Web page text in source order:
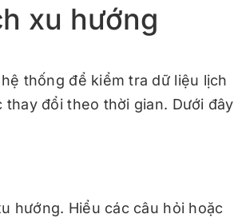
xu hướng
thống để kiểm tra dữ liệu lịch
đổi theo thời gian. Dưới đây
hướng. Hiểu các câu hỏi hoặc